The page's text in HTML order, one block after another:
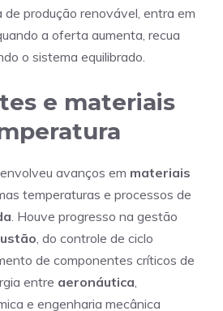
produção renovável, entra em
a oferta aumenta, recua
o sistema equilibrado.
e materiais
avanços em materiais
temperaturas e processos de
. Houve progresso na gestão
, do controle de ciclo
de componentes críticos de
entre aeronáutica
e engenharia mecânica